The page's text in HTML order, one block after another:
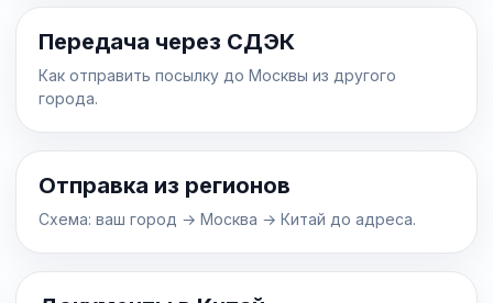
Передача через СДЭК
Как отправить посылку до Москвы из другого
города.
Отправка из регионов
Схема: ваш город → Москва → Китай до адреса.